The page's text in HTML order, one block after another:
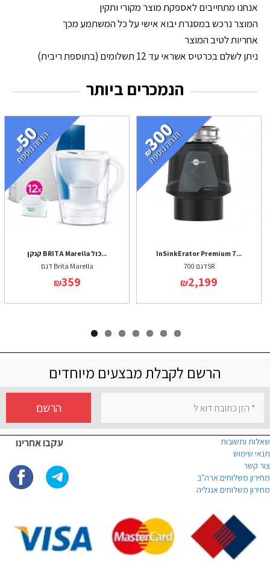
אנחנו מתחייבים לאספקת מוצר מקורי ותקין
המוצר נרכש במסגרת יבוא אישי על כל המשתמע מכך
אחריות לטיב המוצר
ניתן לשלם בכרטיס אשראי עד 12 תשלומים (בתוספת ריבית)
הנמכרים ביותר
קנקן BRITA Marella כול...
דגם Brita Marella
₪359
InSinkErator Premium 7...
דגם 700SR
₪2,199
הרשם לקבלת מבצעים מיוחדים
הרשם
עקבו אחרינו
שאלות ותשובות
תנאי שימוש
צור קשר
מחירון משלוחים ארה"ב
מחירון משלוחים אנגליה